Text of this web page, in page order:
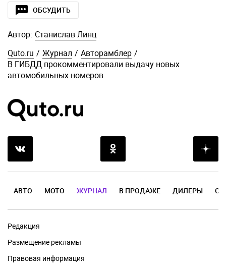
ОБСУДИТЬ
Автор: Станислав Линц
Quto.ru / Журнал / Авторамблер /
В ГИБДД прокомментировали выдачу новых
автомобильных номеров
АВТО МОТО ЖУРНАЛ В ПРОДАЖЕ ДИЛЕРЫ
Редакция
Размещение рекламы
Правовая информация